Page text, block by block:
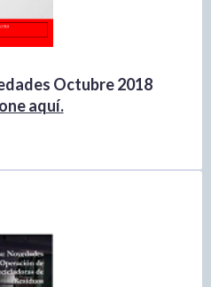
Octubre 2018
aquí.